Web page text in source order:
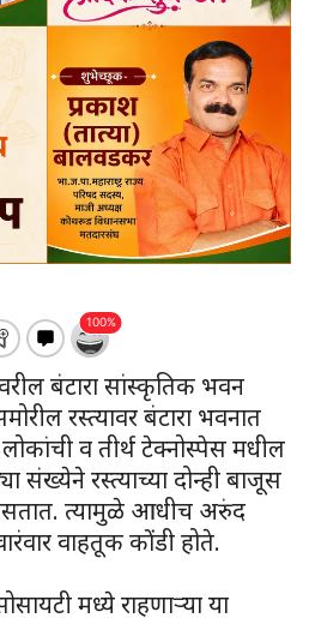
बंटारा सांस्कृतिक भवन
रस्त्यावर बंटारा भवनात
लोकांची व तीर्थ टेक्नोस्पेस मधील
संख्येने रस्त्याच्या दोन्ही बाजूस
त्यामुळे आधीच अरुंद
वाहतूक कोंडी होते.
मध्ये राहणाऱ्या या